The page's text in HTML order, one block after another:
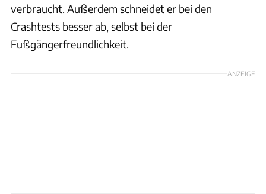
verbraucht. Außerdem schneidet er bei den
Crashtests besser ab, selbst bei der
Fußgängerfreundlichkeit.
ANZEIGE